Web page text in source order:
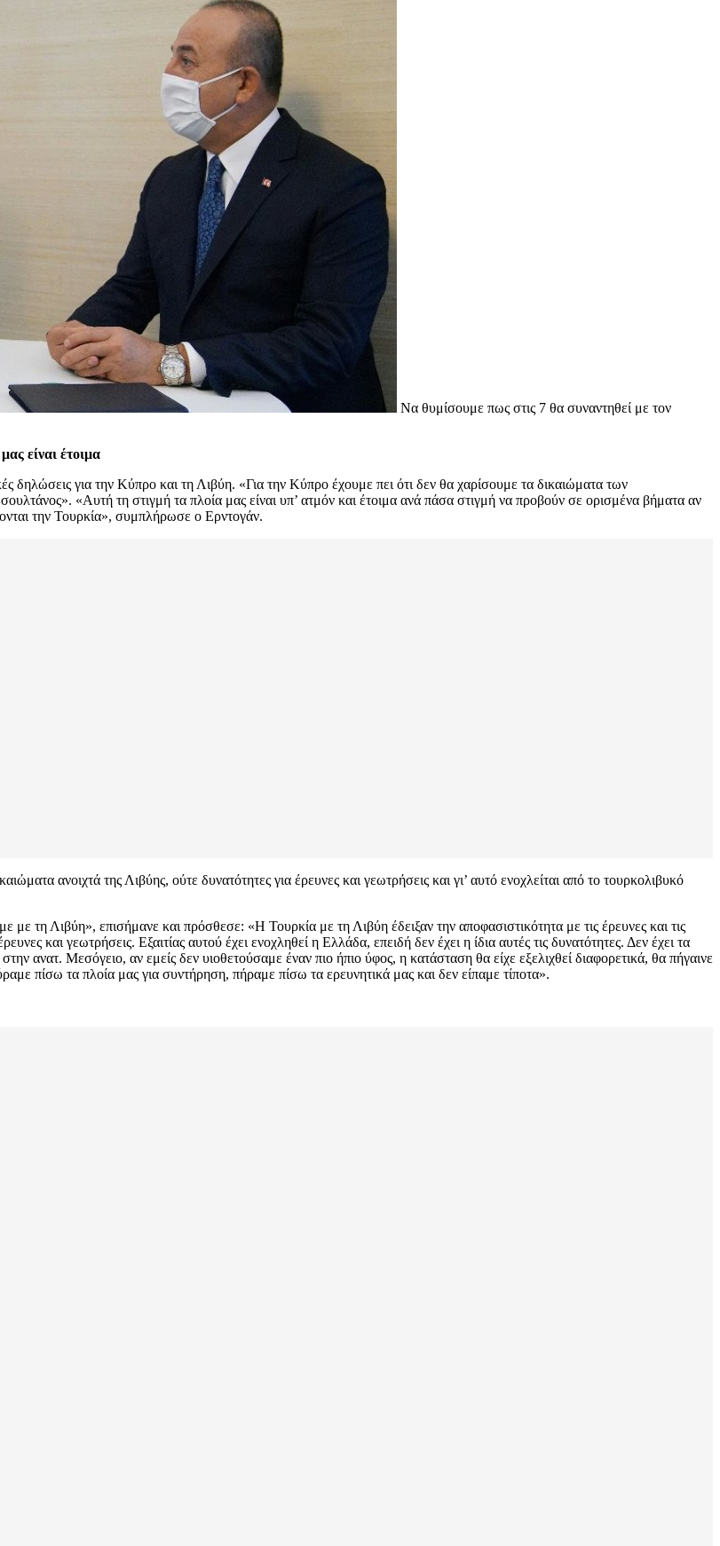
Να θυμίσουμε πως στις 7 θα συναντηθεί με τον
είναι έτοιμα
δηλώσεις για την Κύπρο και τη Λιβύη. «Για την Κύπρο έχουμε πει ότι δεν θα χαρίσουμε τα δικαιώματα των
«Αυτή τη στιγμή τα πλοία μας είναι υπ’ ατμόν και έτοιμα ανά πάσα στιγμή να προβούν σε ορισμένα βήματα αν
την Τουρκία», συμπλήρωσε ο Ερντογάν.
ανοιχτά της Λιβύης, ούτε δυνατότητες για έρευνες και γεωτρήσεις και γι’ αυτό ενοχλείται από το τουρκολιβυκό
τη Λιβύη», επισήμανε και πρόσθεσε: «Η Τουρκία με τη Λιβύη έδειξαν την αποφασιστικότητα με τις έρευνες και τις
και γεωτρήσεις. Εξαιτίας αυτού έχει ενοχληθεί η Ελλάδα, επειδή δεν έχει η ίδια αυτές τις δυνατότητες. Δεν έχει τα
ανατ. Μεσόγειο, αν εμείς δεν υιοθετούσαμε έναν πιο ήπιο ύφος, η κατάσταση θα είχε εξελιχθεί διαφορετικά, θα πήγαινε
πίσω τα πλοία μας για συντήρηση, πήραμε πίσω τα ερευνητικά μας και δεν είπαμε τίποτα».